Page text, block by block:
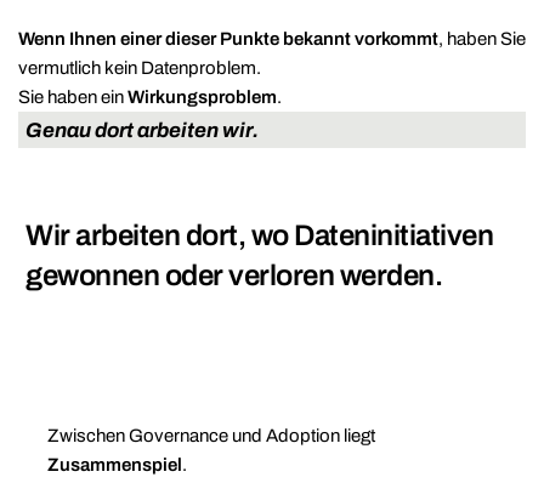
Wenn Ihnen einer dieser Punkte bekannt vorkommt, haben Sie
vermutlich kein Datenproblem.
Sie haben einWirkungsproblem.
Genau dort arbeiten wir.
Wir arbeiten dort, wo Dateninitiativen
gewonnen oder verloren werden.
Zwischen Governance und Adoption liegt
Zusammenspiel.